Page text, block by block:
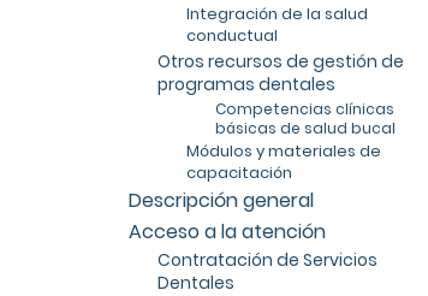
Integración de la salud
conductual
Otros recursos de gestión de
programas dentales
Competencias clínicas
básicas de salud bucal
Módulos y materiales de
capacitación
Descripción general
Acceso a la atención
Contratación de Servicios
Dentales